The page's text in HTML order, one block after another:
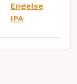
Engelse
IPA